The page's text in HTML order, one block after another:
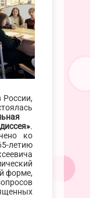
.
ко
летию
форме,